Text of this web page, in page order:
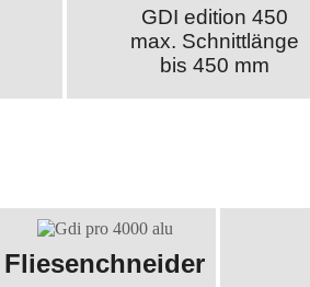
GDI edition 450
max. Schnittlänge
bis 450 mm
Fliesenchneider